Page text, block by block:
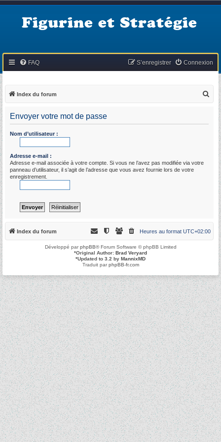
Figurine et Stratégie
FAQ Connexion
S’enregistrer
Index du forum
Envoyer votre mot de passe
Nom d’utilisateur :
Adresse e-mail :
Adresse e-mail associée à votre compte. Si vous ne l’avez pas modifiée via votre
panneau d’utilisateur, il s’agit de l’adresse que vous avez fournie lors de votre
enregistrement.
Index du forum Heures au format UTC+02:00
Développé parphpBB® Forum Software © phpBB Limited
*Original Author: Brad Veryard
*Updated to 3.2 by MannixMD
Traduit parphpBB-fr.com